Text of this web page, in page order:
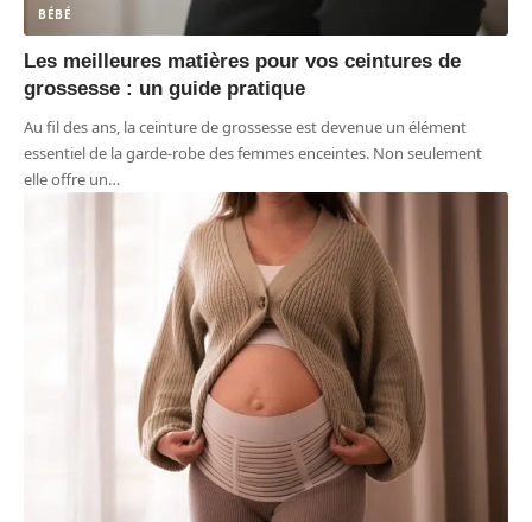
BÉBÉ
Les meilleures matières pour vos ceintures de
grossesse : un guide pratique
Au fil des ans, la ceinture de grossesse est devenue un élément
essentiel de la garde-robe des femmes enceintes. Non seulement
elle offre un…